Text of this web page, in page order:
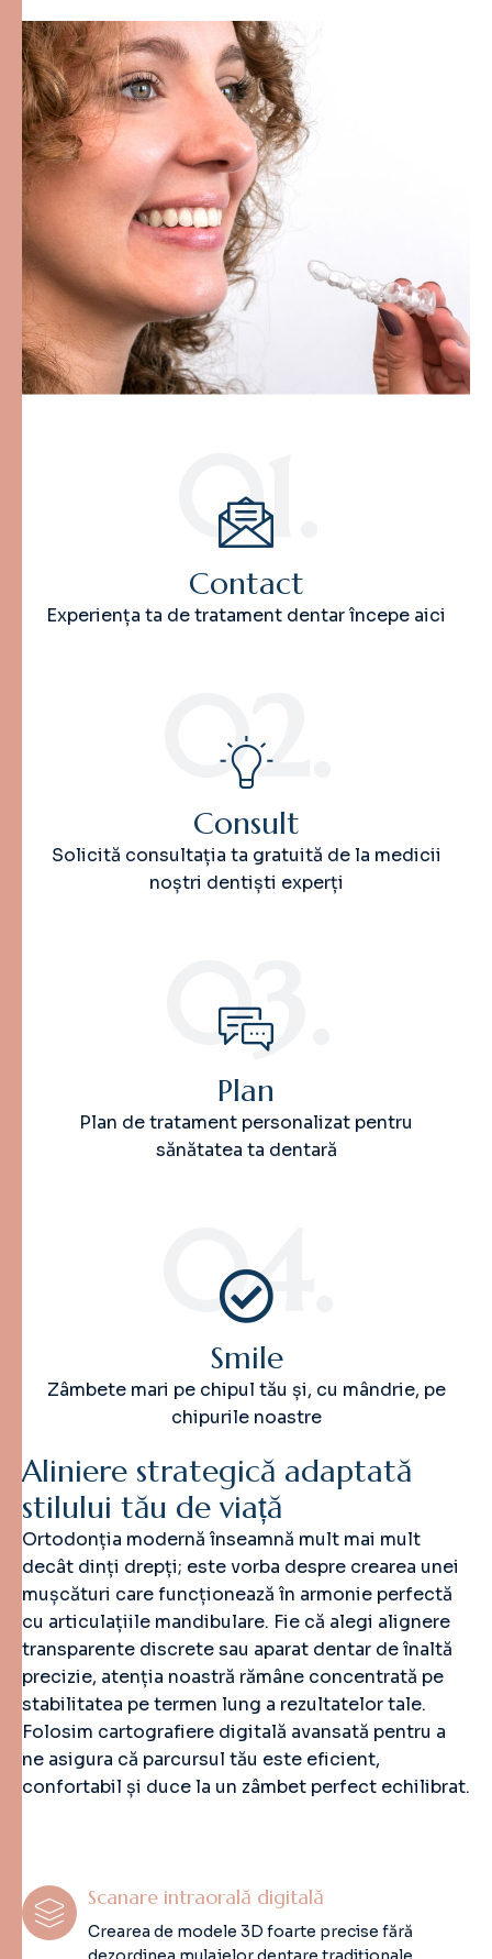
01.
Contact
Experiența ta de tratament dentar începe aici
02.
Consult
Solicită consultația ta gratuită de la medicii
noștri dentiști experți
03.
Plan
Plan de tratament personalizat pentru
sănătatea ta dentară
04.
Smile
Zâmbete mari pe chipul tău și, cu mândrie, pe
chipurile noastre
Aliniere strategică adaptată
stilului tău de viață
Ortodonția modernă înseamnă mult mai mult
decât dinți drepți; este vorba despre crearea unei
mușcături care funcționează în armonie perfectă
cu articulațiile mandibulare. Fie că alegi alignere
transparente discrete sau aparat dentar de înaltă
precizie, atenția noastră rămâne concentrată pe
stabilitatea pe termen lung a rezultatelor tale.
Folosim cartografiere digitală avansată pentru a
ne asigura că parcursul tău este eficient,
confortabil și duce la un zâmbet perfect echilibrat.
Scanare intraorală digitală
Crearea de modele 3D foarte precise fără